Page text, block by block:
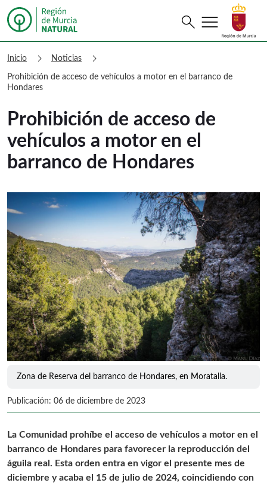
Murcia Natural Prohibición de
Buscar
search menu
Inicio chevron_right Noticias chevron_right
Prohibición de acceso de vehículos a motor en el barranco de
Hondares
Prohibición de acceso de
vehículos a motor en el
barranco de Hondares
Zona de Reserva del barranco de Hondares, en Moratalla.
Publicación: 06 de diciembre de 2023
La Comunidad prohíbe el acceso de vehículos a motor en el
barranco de Hondares para favorecer la reproducción del
águila real. Esta orden entra en vigor el presente mes de
diciembre y acaba el 15 de julio de 2024, coincidiendo con